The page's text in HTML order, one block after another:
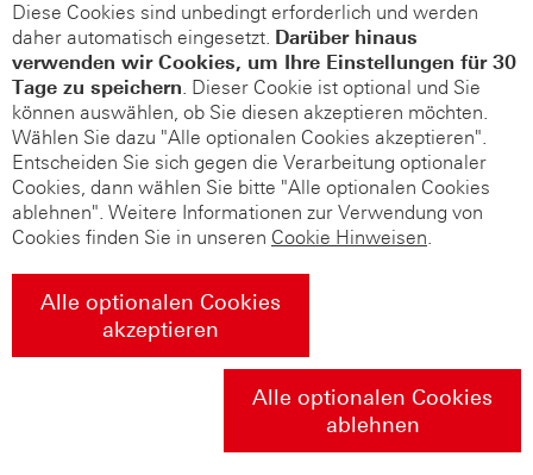
Diese Cookies sind unbedingt erforderlich und werden
daher automatisch eingesetzt. Darüber hinaus
verwenden wir Cookies, um Ihre Einstellungen für 30
Tage zu speichern. Dieser Cookie ist optional und Sie
können auswählen, ob Sie diesen akzeptieren möchten.
Wählen Sie dazu "Alle optionalen Cookies akzeptieren".
Entscheiden Sie sich gegen die Verarbeitung optionaler
Cookies, dann wählen Sie bitte "Alle optionalen Cookies
ablehnen". Weitere Informationen zur Verwendung von
Cookies finden Sie in unseren Cookie Hinweisen.
Alle optionalen Cookies
akzeptieren
Alle optionalen Cookies
ablehnen